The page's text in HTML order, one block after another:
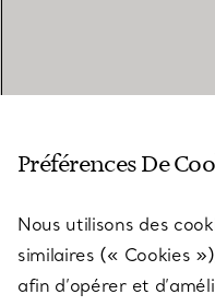
SERVICES
Préférences De
Nous utilisons des
similaires (« Cookies
afin d’opérer et